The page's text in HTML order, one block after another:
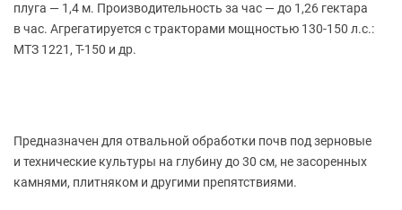
плуга — 1,4 м. Производительность за час — до 1,26 гектара
в час. Агрегатируется с тракторами мощностью 130-150 л.с.:
МТЗ 1221, Т-150 и др.
Предназначен для отвальной обработки почв под зерновые
и технические культуры на глубину до 30 см, не засоренных
камнями, плитняком и другими препятствиями.